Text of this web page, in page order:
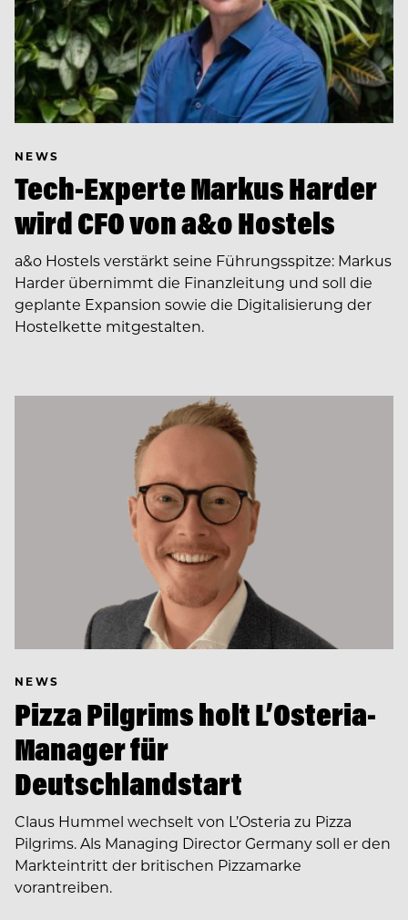
NEWS
Tech-Experte Markus Harder
wird CFO von a&o Hostels
a&o Hostels verstärkt seine Führungsspitze: Markus
Harder übernimmt die Finanzleitung und soll die
geplante Expansion sowie die Digitalisierung der
Hostelkette mitgestalten.
NEWS
Pizza Pilgrims holt L’Osteria-
Manager für
Deutschlandstart
Claus Hummel wechselt von L’Osteria zu Pizza
Pilgrims. Als Managing Director Germany soll er den
Markteintritt der britischen Pizzamarke
vorantreiben.